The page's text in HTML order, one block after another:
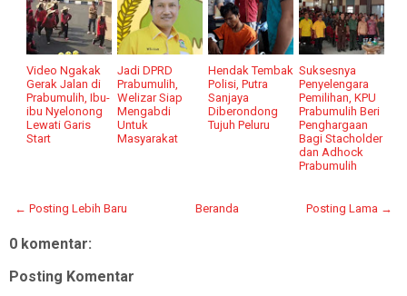
Video Ngakak
Gerak Jalan di
Prabumulih, Ibu-
ibu Nyelonong
Lewati Garis
Start
Jadi DPRD
Prabumulih,
Welizar Siap
Mengabdi
Untuk
Masyarakat
Hendak Tembak
Polisi, Putra
Sanjaya
Diberondong
Tujuh Peluru
Suksesnya
Penyelengara
Pemilihan, KPU
Prabumulih Beri
Penghargaan
Bagi Stacholder
dan Adhock
Prabumulih
← Posting Lebih Baru Posting Lama →
Beranda
0 komentar:
Posting Komentar